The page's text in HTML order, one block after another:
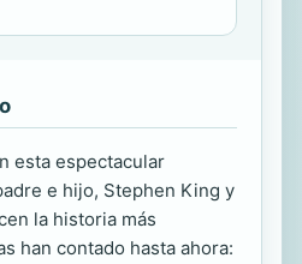
esta espectacular
e hijo, Stephen King y
la historia más
han contado hasta ahora: